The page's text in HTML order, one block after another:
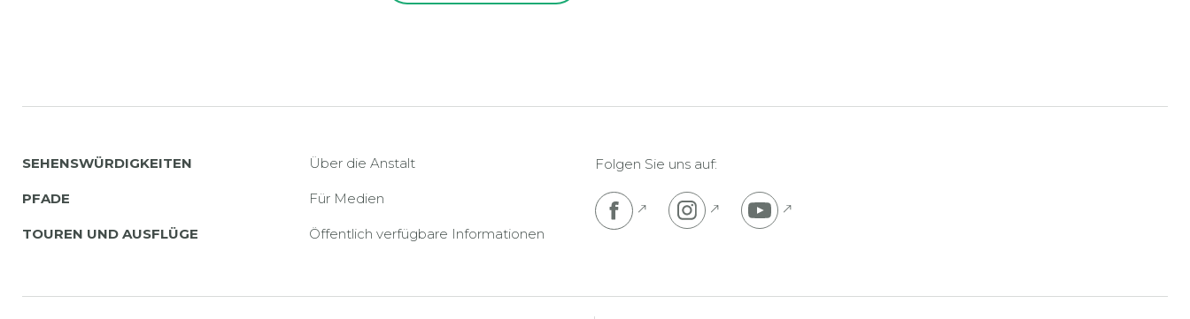
SEHENSWÜRDIGKEITEN
PFADE
TOUREN UND AUSFLÜGE
Über die Anstalt
Für Medien
Öffentlich verfügbare Informationen
Folgen Sie uns auf:
Pojdi na Facebook stran
Pojdi na Instagram stran